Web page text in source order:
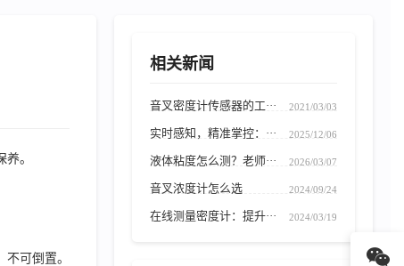
。
可倒置。
相关新闻
音叉密度计传感器的工··· 2021/03/03
实时感知，精准掌控：··· 2025/12/06
液体粘度怎么测？老师··· 2026/03/07
音叉浓度计怎么选 2024/09/24
在线测量密度计：提升··· 2024/03/19